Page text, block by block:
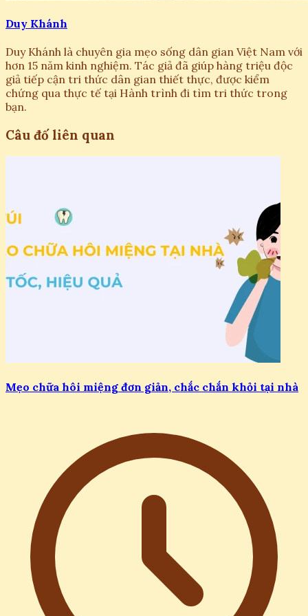
Duy Khánh
Duy Khánh là chuyên gia mẹo sống dân gian Việt Nam với
hơn 15 năm kinh nghiệm. Tác giả đã giúp hàng triệu độc
giả tiếp cận tri thức dân gian thiết thực, được kiểm
chứng qua thực tế tại Hành trình đi tìm tri thức trong
bạn.
Câu đố liên quan
Mẹo chữa hôi miệng đơn giản, chắc chắn khỏi tại nhà